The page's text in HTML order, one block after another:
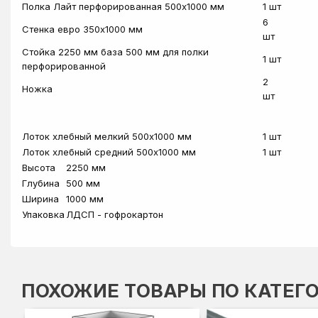
Полка Лайт перфорированная 500х1000 мм
1 шт
Стенка евро 350х1000 мм
6
шт
Стойка 2250 мм база 500 мм для полки
перфорированной
1 шт
Ножка
2
шт
Лоток хлебный мелкий 500х1000 мм
1 шт
Лоток хлебный средний 500х1000 мм
1 шт
Высота
2250 мм
Глубина
500 мм
Ширина
1000 мм
Упаковка ЛДСП - гофрокартон
ПОХОЖИЕ ТОВАРЫ ПО